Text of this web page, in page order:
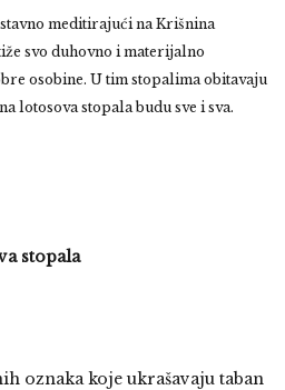
meditirajući na Krišnina
svo duhovno i materijalno
osobine. U tim stopalima obitavaju
lotosova stopala budu sve i sva.
stopala
oznaka koje ukrašavaju taban